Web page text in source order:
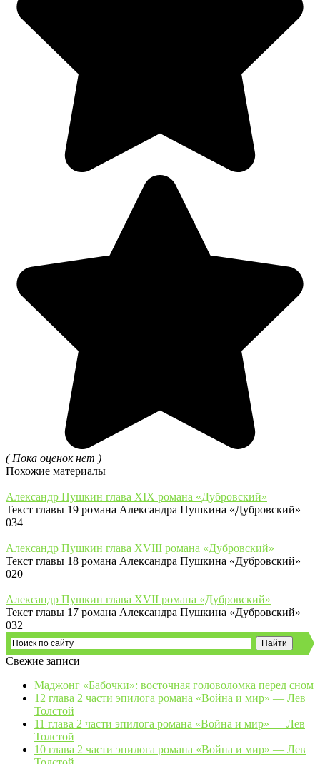
( Пока оценок нет )
Похожие материалы
Александр Пушкин глава XIX романа «Дубровский»
Текст главы 19 романа Александра Пушкина «Дубровский»
034
Александр Пушкин глава XVIII романа «Дубровский»
Текст главы 18 романа Александра Пушкина «Дубровский»
020
Александр Пушкин глава XVII романа «Дубровский»
Текст главы 17 романа Александра Пушкина «Дубровский»
032
Свежие записи
Маджонг «Бабочки»: восточная головоломка перед сном
12 глава 2 части эпилога романа «Война и мир» — Лев
Толстой
11 глава 2 части эпилога романа «Война и мир» — Лев
Толстой
10 глава 2 части эпилога романа «Война и мир» — Лев